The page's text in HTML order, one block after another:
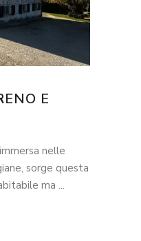
E
nelle
sorge questa
ma ...